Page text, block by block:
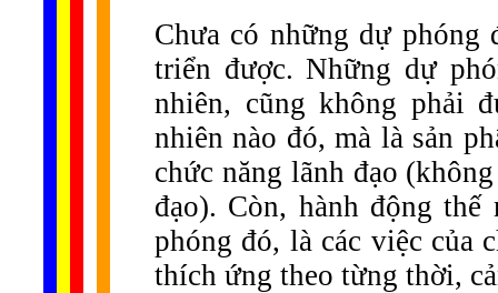
Chưa có những dự phóng
triển được. Những dự
nhiên, cũng không phải
nhiên nào đó, mà là sản
chức năng lãnh đạo
đạo). Còn, hành động thế
phóng đó, là các việc của
thích ứng theo từng thời,